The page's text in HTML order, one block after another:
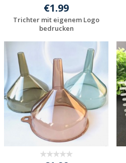
€1.99
Trichter mit eigenem Logo
bedrucken
Werbeartikel
anfragen